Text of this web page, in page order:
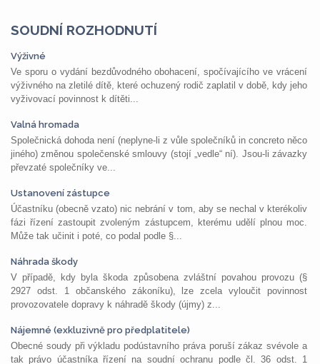
SOUDNÍ ROZHODNUTÍ
Výživné
Ve sporu o vydání bezdůvodného obohacení, spočívajícího ve vrácení
výživného na zletilé dítě, které ochuzený rodič zaplatil v době, kdy jeho
vyživovací povinnost k dítěti...
Valná hromada
Společnická dohoda není (neplyne-li z vůle společníků in concreto něco
jiného) změnou společenské smlouvy (stojí „vedle“ ní). Jsou-li závazky
převzaté společníky ve...
Ustanovení zástupce
Účastníku (obecně vzato) nic nebrání v tom, aby se nechal v kterékoliv
fázi řízení zastoupit zvoleným zástupcem, kterému udělí plnou moc.
Může tak učinit i poté, co podal podle §...
Náhrada škody
V případě, kdy byla škoda způsobena zvláštní povahou provozu (§
2927 odst. 1 občanského zákoníku), lze zcela vyloučit povinnost
provozovatele dopravy k náhradě škody (újmy) z...
Nájemné (exkluzivně pro předplatitele)
Obecné soudy při výkladu podústavního práva poruší zákaz svévole a
tak právo účastníka řízení na soudní ochranu podle čl. 36 odst. 1